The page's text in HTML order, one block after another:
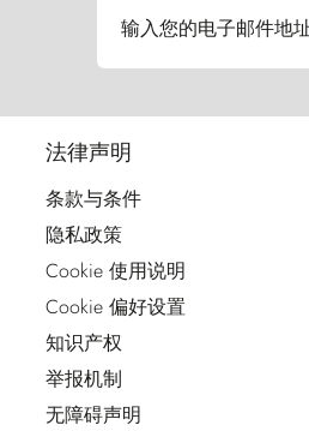
输入您的电子邮件地
法律声明
条款与条件
隐私政策
Cookie 使用说明
Cookie 偏好设置
知识产权
举报机制
无障碍声明